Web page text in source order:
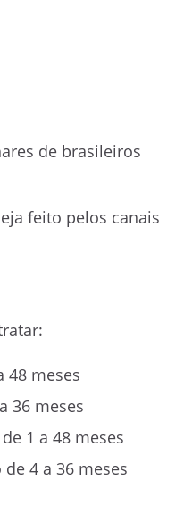
de brasileiros
feito pelos canais
48 meses
36 meses
1 a 48 meses
4 a 36 meses